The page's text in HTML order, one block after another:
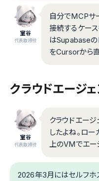
室谷
代表取締役
自分でMCPサ
接続するケー
はSupabaseの
をCursorから
クラウドエージ
室谷
代表取締役
クラウドエー
したよね。ロー
上のVMでエー
2026年3月にはセルフホ